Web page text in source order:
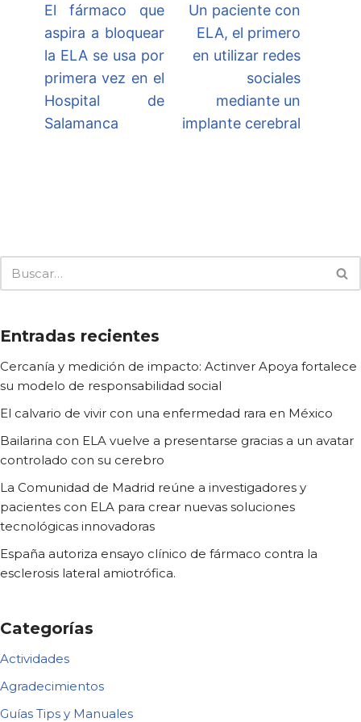
El fármaco que
aspira a bloquear
la ELA se usa por
primera vez en el
Hospital de
Salamanca
Un paciente con
ELA, el primero
en utilizar redes
sociales
mediante un
implante cerebral
Entradas recientes
Cercanía y medición de impacto: Actinver Apoya fortalece
su modelo de responsabilidad social
El calvario de vivir con una enfermedad rara en México
Bailarina con ELA vuelve a presentarse gracias a un avatar
controlado con su cerebro
La Comunidad de Madrid reúne a investigadores y
pacientes con ELA para crear nuevas soluciones
tecnológicas innovadoras
España autoriza ensayo clínico de fármaco contra la
esclerosis lateral amiotrófica.
Categorías
Actividades
Agradecimientos
Guías Tips y Manuales